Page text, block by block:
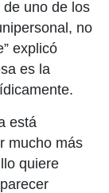
uno de los
no
explicó
es la
está
mucho más
quiere